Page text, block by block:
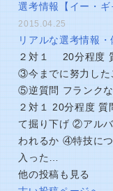
選考情報【イー・
2015.04.25
リアルな選考情報・
２対１ 20分程度
③今までに努力した
⑤逆質問 フランクな
２対１ 20分程度
て掘り下げ ②アル
われるか ④特技に
入った…
他の投稿も見る